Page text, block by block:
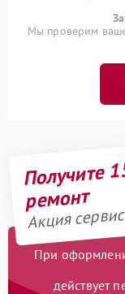
Мы проверим
Получите
ремонт
Акция
При
действует